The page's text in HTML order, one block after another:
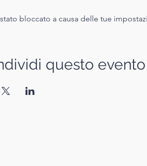
bloccato a causa delle tue
questo evento